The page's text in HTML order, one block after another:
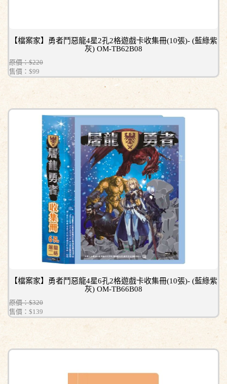
【檔案家】勇者鬥惡龍4星2孔2格遊戲卡收集冊(10張)- (藍綠紫
灰) OM-TB62B08
原價：$220
售價： $99
【檔案家】勇者鬥惡龍4星6孔2格遊戲卡收集冊(10張)- (藍綠紫
灰) OM-TB66B08
原價：$320
售價： $139